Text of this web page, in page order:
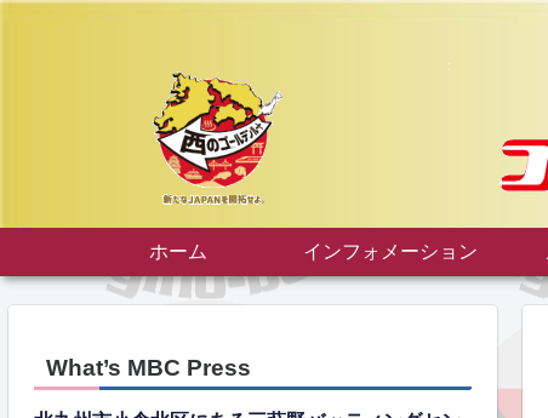
ホーム インフォメーション
What’s MBC Press